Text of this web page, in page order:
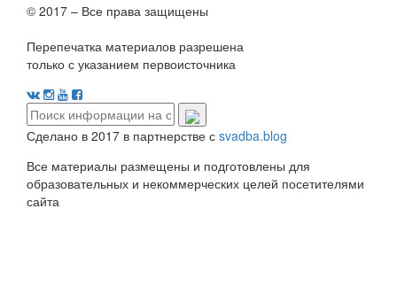
© 2017 – Все права защищены
Перепечатка материалов разрешена
только с указанием первоисточника
Сделано в 2017 в партнерстве с svadba.blog
Все материалы размещены и подготовлены для
образовательных и некоммерческих целей посетителями
сайта